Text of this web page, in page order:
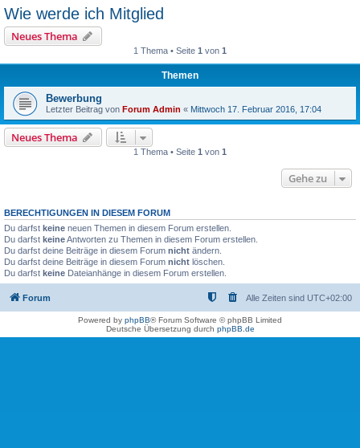
Wie werde ich Mitglied
Neues Thema
1 Thema • Seite 1 von 1
Themen
Bewerbung
Letzter Beitrag von Forum Admin « Mittwoch 17. Februar 2016, 17:04
Neues Thema
1 Thema • Seite 1 von 1
Gehe zu
BERECHTIGUNGEN IN DIESEM FORUM
Du darfst keine neuen Themen in diesem Forum erstellen.
Du darfst keineAntworten zu Themen in diesem Forum erstellen.
Du darfst deine Beiträge in diesem Forum nicht ändern.
Du darfst deine Beiträge in diesem Forum nicht löschen.
Du darfst keine Dateianhänge in diesem Forum erstellen.
Forum Alle Zeiten sind UTC+02:00
Powered by phpBB® Forum Software © phpBB Limited
Deutsche Übersetzung durch phpBB.de